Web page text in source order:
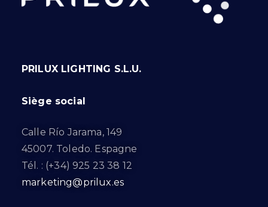
PRILUX LIGHTING S.L.U.
Siège social
Calle Río Jarama, 149
45007. Toledo. Espagne
Tél. : (+34) 925 23 38 12
marketing@prilux.es